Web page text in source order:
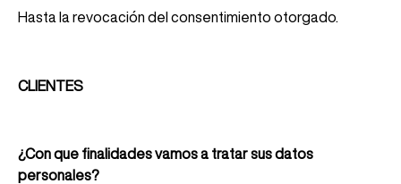
Hasta la revocación del consentimiento otorgado.
CLIENTES
¿Con que finalidades vamos a tratar sus datos
personales?